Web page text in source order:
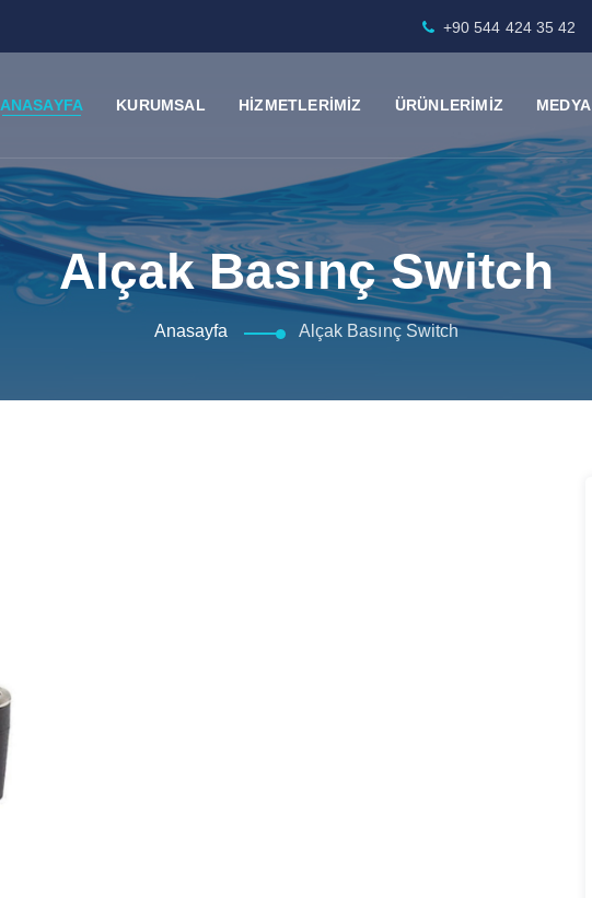
+90 544 424 35 42
ANASAYFA KURUMSAL HİZMETLERİMİZ ÜRÜNLERİMİZ MEDYA
Alçak Basınç Switch
Anasayfa Alçak Basınç Switch